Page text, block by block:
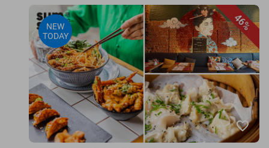
46%
NEW
TODAY
favorite_border